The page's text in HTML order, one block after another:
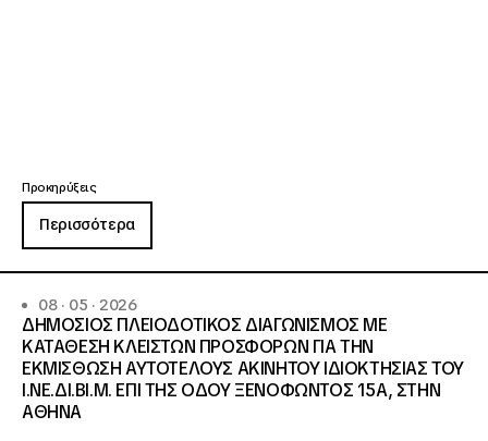
Προκηρύξεις
Περισσότερα
08 · 05 · 2026
ΔΗΜΟΣΙΟΣ ΠΛΕΙΟΔΟΤΙΚΟΣ ΔΙΑΓΩΝΙΣΜΟΣ ΜΕ
ΚΑΤΑΘΕΣΗ ΚΛΕΙΣΤΩΝ ΠΡΟΣΦΟΡΩΝ ΓΙΑ ΤΗΝ
ΕΚΜΙΣΘΩΣΗ ΑΥΤΟΤΕΛΟΥΣ ΑΚΙΝΗΤΟΥ ΙΔΙΟΚΤΗΣΙΑΣ ΤΟΥ
Ι.ΝΕ.ΔΙ.ΒΙ.Μ. ΕΠΙ ΤΗΣ ΟΔΟΥ ΞΕΝΟΦΩΝΤΟΣ 15Α, ΣΤΗΝ
ΑΘΗΝΑ